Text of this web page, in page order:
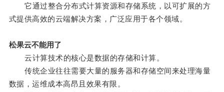
它通过整合分布式计算资源和存储系统，以可扩展的方
式提供高效的云端解决方案，广泛应用于各个领域。
松果云不能用了
云计算技术的核心是数据的存储和计算。
传统企业往往需要大量的服务器和存储空间来处理海量
数据，运维成本高昂且效果有限。